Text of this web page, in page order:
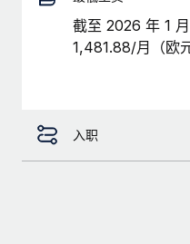
设备管理
在全球范围内配置和跟踪
人员调配与搬迁
Why owned entities
EOR compliance
了解更多
截至 2026 年 1
1,481.88/月（欧
入职